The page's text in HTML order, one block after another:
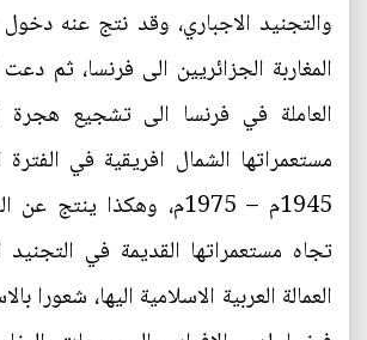
والتجنيد الاجباري، وقد نتج عنه
المغاربة الجزائريين الى فرنسا، ثم
العاملة في فرنسا الى تشجيع هجرة
مستعمراتها الشمال افريقية في
1945م – 1975م، وهكذا
تجاه مستعمراتها القديمة في
العمالة العربية الاسلامية اليها، شعورا